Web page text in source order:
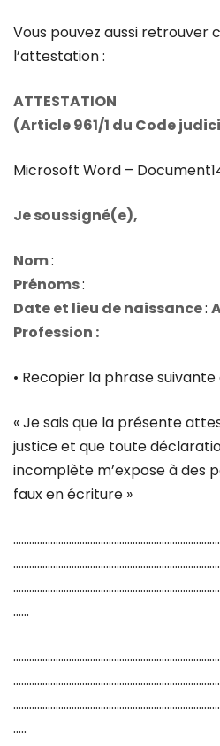
Vous pouvez aussi retrouver
l’attestation :
ATTESTATION
(Article 961/1 du Code
Microsoft Word –
Je soussigné(e),
Nom:
Prénoms:
Date et lieu de naissance:
Profession :
• Recopier la phrase suivante
« Je sais que la présente
justice et que toute
incomplète m’expose à des
faux en écriture »
……
…..